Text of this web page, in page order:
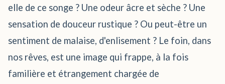
elle de ce songe ? Une odeur âcre et sèche ? Une
sensation de douceur rustique ? Ou peut-être un
sentiment de malaise, d'enlisement ? Le foin, dans
nos rêves, est une image qui frappe, à la fois
familière et étrangement chargée de